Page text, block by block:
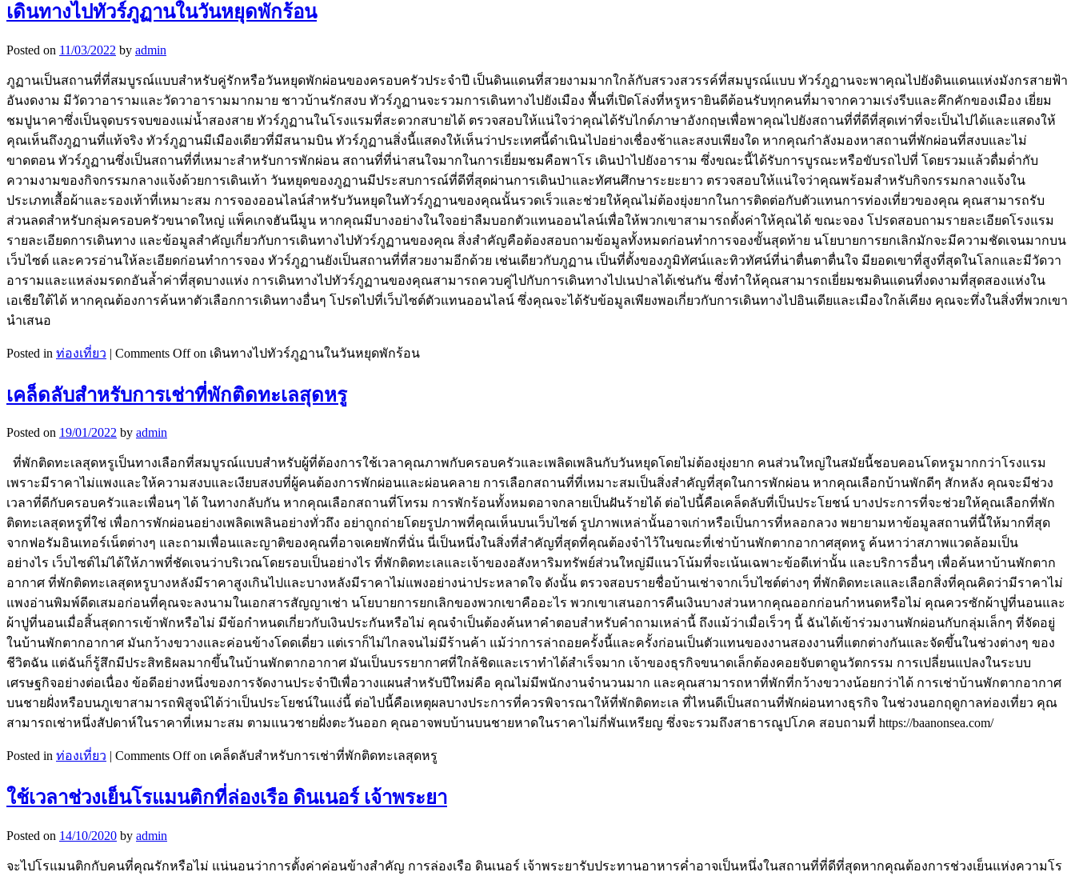
เดินทางไปทัวร์ภูฏานในวันหยุดพักร้อน
Posted on 11/03/2022 by admin
ภูฏานเป็นสถานที่ที่สมบูรณ์แบบสำหรับคู่รักหรือวันหยุดพักผ่อนของครอบครัวประจำปี เป็นดินแดนที่สวยงามมากใกล้กับสรวงสวรรค์ที่สมบูรณ์แบบ ทัวร์ภูฏานจะพาคุณไปยังดินแดนแห่งมังกรสายฟ้า
อันงดงาม มีวัดวาอารามและวัดวาอารามมากมาย ชาวบ้านรักสงบ ทัวร์ภูฏานจะรวมการเดินทางไปยังเมือง พื้นที่เปิดโล่งที่หรูหรายินดีต้อนรับทุกคนที่มาจากความเร่งรีบและคึกคักของเมือง เยี่ยม
ชมปูนาคาซึ่งเป็นจุดบรรจบของแม่น้ำสองสาย ทัวร์ภูฏานในโรงแรมที่สะดวกสบายได้ ตรวจสอบให้แน่ใจว่าคุณได้รับไกด์ภาษาอังกฤษเพื่อพาคุณไปยังสถานที่ที่ดีที่สุดเท่าที่จะเป็นไปได้และแสดงให้
คุณเห็นถึงภูฏานที่แท้จริง ทัวร์ภูฏานมีเมืองเดียวที่มีสนามบิน ทัวร์ภูฏานสิ่งนี้แสดงให้เห็นว่าประเทศนี้ดำเนินไปอย่างเชื่องช้าและสงบเพียงใด หากคุณกำลังมองหาสถานที่พักผ่อนที่สงบและไม่
ขาดตอน ทัวร์ภูฏานซึ่งเป็นสถานที่ที่เหมาะสำหรับการพักผ่อน สถานที่ที่น่าสนใจมากในการเยี่ยมชมคือพาโร เดินป่าไปยังอาราม ซึ่งขณะนี้ได้รับการบูรณะหรือขับรถไปที่ โดยรวมแล้วดื่มด่ำกับ
ความงามของกิจกรรมกลางแจ้งด้วยการเดินเท้า วันหยุดของภูฏานมีประสบการณ์ที่ดีที่สุดผ่านการเดินป่าและทัศนศึกษาระยะยาว ตรวจสอบให้แน่ใจว่าคุณพร้อมสำหรับกิจกรรมกลางแจ้งใน
ประเภทเสื้อผ้าและรองเท้าที่เหมาะสม การจองออนไลน์สำหรับวันหยุดในทัวร์ภูฏานของคุณนั้นรวดเร็วและช่วยให้คุณไม่ต้องยุ่งยากในการติดต่อกับตัวแทนการท่องเที่ยวของคุณ คุณสามารถรับ
ส่วนลดสำหรับกลุ่มครอบครัวขนาดใหญ่ แพ็คเกจฮันนีมูน หากคุณมีบางอย่างในใจอย่าลืมบอกตัวแทนออนไลน์เพื่อให้พวกเขาสามารถตั้งค่าให้คุณได้ ขณะจอง โปรดสอบถามรายละเอียดโรงแรม
รายละเอียดการเดินทาง และข้อมูลสำคัญเกี่ยวกับการเดินทางไปทัวร์ภูฏานของคุณ สิ่งสำคัญคือต้องสอบถามข้อมูลทั้งหมดก่อนทำการจองขั้นสุดท้าย นโยบายการยกเลิกมักจะมีความชัดเจนมากบน
เว็บไซต์ และควรอ่านให้ละเอียดก่อนทำการจอง ทัวร์ภูฏานยังเป็นสถานที่ที่สวยงามอีกด้วย เช่นเดียวกับภูฏาน เป็นที่ตั้งของภูมิทัศน์และทิวทัศน์ที่น่าตื่นตาตื่นใจ มียอดเขาที่สูงที่สุดในโลกและมีวัดวา
อารามและแหล่งมรดกอันล้ำค่าที่สุดบางแห่ง การเดินทางไปทัวร์ภูฏานของคุณสามารถควบคู่ไปกับการเดินทางไปเนปาลได้เช่นกัน ซึ่งทำให้คุณสามารถเยี่ยมชมดินแดนที่งดงามที่สุดสองแห่งใน
เอเชียใต้ได้ หากคุณต้องการค้นหาตัวเลือกการเดินทางอื่นๆ โปรดไปที่เว็บไซต์ตัวแทนออนไลน์ ซึ่งคุณจะได้รับข้อมูลเพียงพอเกี่ยวกับการเดินทางไปอินเดียและเมืองใกล้เคียง คุณจะทึ่งในสิ่งที่พวกเขา
นำเสนอ
Posted in ท่องเที่ยว | Comments Offon เดินทางไปทัวร์ภูฏานในวันหยุดพักร้อน
เคล็ดลับสำหรับการเช่าที่พักติดทะเลสุดหรู
Posted on 19/01/2022 by admin
ที่พักติดทะเลสุดหรูเป็นทางเลือกที่สมบูรณ์แบบสำหรับผู้ที่ต้องการใช้เวลาคุณภาพกับครอบครัวและเพลิดเพลินกับวันหยุดโดยไม่ต้องยุ่งยาก คนส่วนใหญ่ในสมัยนี้ชอบคอนโดหรูมากกว่าโรงแรม
เพราะมีราคาไม่แพงและให้ความสงบและเงียบสงบที่ผู้คนต้องการพักผ่อนและผ่อนคลาย การเลือกสถานที่ที่เหมาะสมเป็นสิ่งสำคัญที่สุดในการพักผ่อน หากคุณเลือกบ้านพักดีๆ สักหลัง คุณจะมีช่วง
เวลาที่ดีกับครอบครัวและเพื่อนๆ ได้ ในทางกลับกัน หากคุณเลือกสถานที่โทรม การพักร้อนทั้งหมดอาจกลายเป็นฝันร้ายได้ ต่อไปนี้คือเคล็ดลับที่เป็นประโยชน์ บางประการที่จะช่วยให้คุณเลือกที่พัก
ติดทะเลสุดหรูที่ใช่ เพื่อการพักผ่อนอย่างเพลิดเพลินอย่างทั่วถึง อย่าถูกถ่ายโดยรูปภาพที่คุณเห็นบนเว็บไซต์ รูปภาพเหล่านั้นอาจเก่าหรือเป็นการที่หลอกลวง พยายามหาข้อมูลสถานที่นี้ให้มากที่สุด
จากฟอรัมอินเทอร์เน็ตต่างๆ และถามเพื่อนและญาติของคุณที่อาจเคยพักที่นั่น นี่เป็นหนึ่งในสิ่งที่สำคัญที่สุดที่คุณต้องจำไว้ในขณะที่เช่าบ้านพักตากอากาศสุดหรู ค้นหาว่าสภาพแวดล้อมเป็น
อย่างไร เว็บไซต์ไม่ได้ให้ภาพที่ชัดเจนว่าบริเวณโดยรอบเป็นอย่างไร ที่พักติดทะเลและเจ้าของอสังหาริมทรัพย์ส่วนใหญ่มีแนวโน้มที่จะเน้นเฉพาะข้อดีเท่านั้น และบริการอื่นๆ เพื่อค้นหาบ้านพักตาก
อากาศ ที่พักติดทะเลสุดหรูบางหลังมีราคาสูงเกินไปและบางหลังมีราคาไม่แพงอย่างน่าประหลาดใจ ดังนั้น ตรวจสอบรายชื่อบ้านเช่าจากเว็บไซต์ต่างๆ ที่พักติดทะเลและเลือกสิ่งที่คุณคิดว่ามีราคาไม่
แพงอ่านพิมพ์ดีดเสมอก่อนที่คุณจะลงนามในเอกสารสัญญาเช่า นโยบายการยกเลิกของพวกเขาคืออะไร พวกเขาเสนอการคืนเงินบางส่วนหากคุณออกก่อนกำหนดหรือไม่ คุณควรซักผ้าปูที่นอนและ
ผ้าปูที่นอนเมื่อสิ้นสุดการเข้าพักหรือไม่ มีข้อกำหนดเกี่ยวกับเงินประกันหรือไม่ คุณจำเป็นต้องค้นหาคำตอบสำหรับคำถามเหล่านี้ ถึงแม้ว่าเมื่อเร็วๆ นี้ ฉันได้เข้าร่วมงานพักผ่อนกับกลุ่มเล็กๆ ที่จัดอยู่
ในบ้านพักตากอากาศ มันกว้างขวางและค่อนข้างโดดเดี่ยว แต่เราก็ไม่ไกลจนไม่มีร้านค้า แม้ว่าการล่าถอยครั้งนี้และครั้งก่อนเป็นตัวแทนของงานสองงานที่แตกต่างกันและจัดขึ้นในช่วงต่างๆ ของ
ชีวิตฉัน แต่ฉันก็รู้สึกมีประสิทธิผลมากขึ้นในบ้านพักตากอากาศ มันเป็นบรรยากาศที่ใกล้ชิดและเราทำได้สำเร็จมาก เจ้าของธุรกิจขนาดเล็กต้องคอยจับตาดูนวัตกรรม การเปลี่ยนแปลงในระบบ
เศรษฐกิจอย่างต่อเนื่อง ข้อดีอย่างหนึ่งของการจัดงานประจำปีเพื่อวางแผนสำหรับปีใหม่คือ คุณไม่มีพนักงานจำนวนมาก และคุณสามารถหาที่พักที่กว้างขวางน้อยกว่าได้ การเช่าบ้านพักตากอากาศ
บนชายฝั่งหรือบนภูเขาสามารถพิสูจน์ได้ว่าเป็นประโยชน์ในแง่นี้ ต่อไปนี้คือเหตุผลบางประการที่ควรพิจารณาให้ที่พักติดทะเล ที่ไหนดีเป็นสถานที่พักผ่อนทางธุรกิจ ในช่วงนอกฤดูกาลท่องเที่ยว คุณ
สามารถเช่าหนึ่งสัปดาห์ในราคาที่เหมาะสม ตามแนวชายฝั่งตะวันออก คุณอาจพบบ้านบนชายหาดในราคาไม่กี่พันเหรียญ ซึ่งจะรวมถึงสาธารณูปโภค สอบถามที่ https://baanonsea.com/
Posted in ท่องเที่ยว | Comments Offon เคล็ดลับสำหรับการเช่าที่พักติดทะเลสุดหรู
ใช้เวลาช่วงเย็นโรแมนติกที่ล่องเรือ ดินเนอร์ เจ้าพระยา
Posted on 14/10/2020 by admin
จะไปโรแมนติกกับคนที่คุณรักหรือไม่ แน่นอนว่าการตั้งค่าค่อนข้างสำคัญ การล่องเรือ ดินเนอร์ เจ้าพระยารับประทานอาหารค่ำอาจเป็นหนึ่งในสถานที่ที่ดีที่สุดหากคุณต้องการช่วงเย็นแห่งความโร